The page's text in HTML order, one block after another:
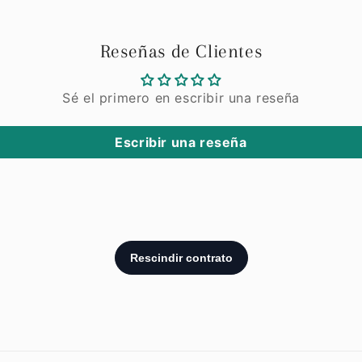
Reseñas de Clientes
Sé el primero en escribir una reseña
Escribir una reseña